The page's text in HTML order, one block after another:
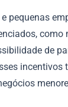
pequenas
como
de
incentivos